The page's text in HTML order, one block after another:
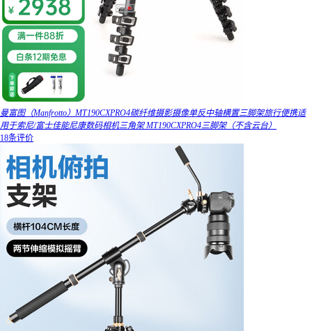
曼富图（Manfrotto）MT190CXPRO4碳纤维摄影摄像单反中轴横置三脚架旅行便携适
用于索尼/富士佳能尼康数码相机三角架 MT190CXPRO4三脚架（不含云台）
18条评价